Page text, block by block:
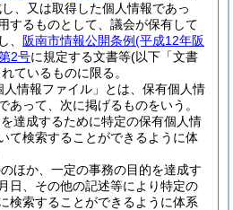
、又は取得した個人情報であっ
するものとして、議会が保有して
、 阪南市情報公開条例(平成12年阪
2号に規定する文書等(以下「文書
ているものに限る。
人情報ファイル」とは、保有個人情
あって、次に掲げるものをいう。
達成するために特定の保有個人情
て検索することができるように体
ほか、一定の事務の目的を達成す
日、その他の記述等により特定の
検索することができるように体系